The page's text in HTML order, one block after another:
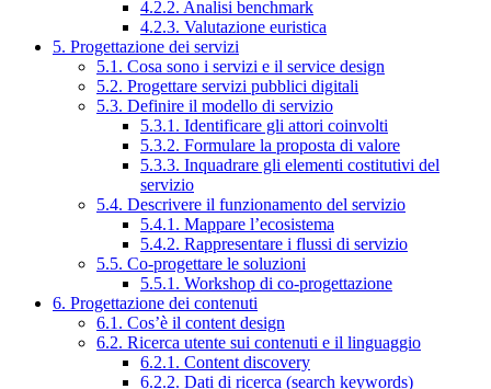
4.2.2. Analisi benchmark
4.2.3. Valutazione euristica
5. Progettazione dei servizi
5.1. Cosa sono i servizi e il service design
5.2. Progettare servizi pubblici digitali
5.3. Definire il modello di servizio
5.3.1. Identificare gli attori coinvolti
5.3.2. Formulare la proposta di valore
5.3.3. Inquadrare gli elementi costitutivi del
servizio
5.4. Descrivere il funzionamento del servizio
5.4.1. Mappare l’ecosistema
5.4.2. Rappresentare i flussi di servizio
5.5. Co-progettare le soluzioni
5.5.1. Workshop di co-progettazione
6. Progettazione dei contenuti
6.1. Cos’è il content design
6.2. Ricerca utente sui contenuti e il linguaggio
6.2.1. Content discovery
6.2.2. Dati di ricerca (search keywords)